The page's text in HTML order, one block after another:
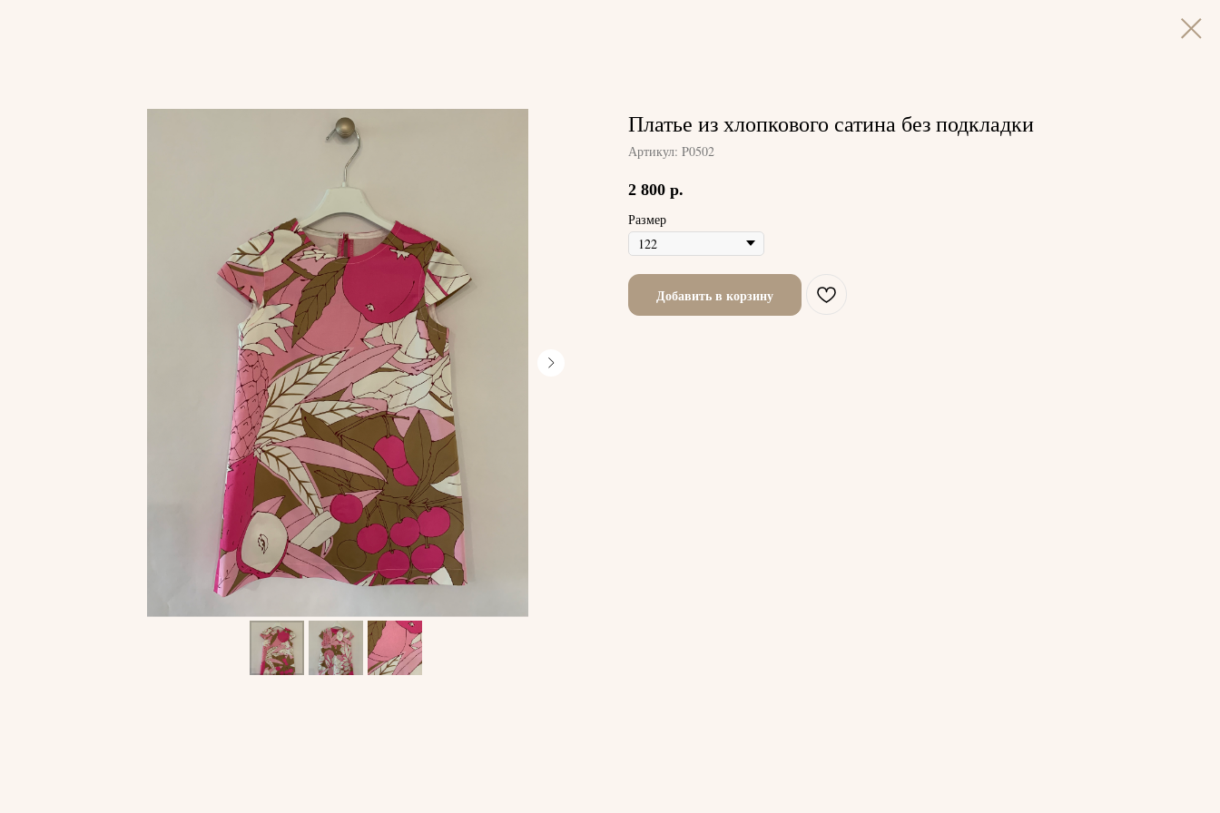
Платье из хлопкового сатина без подкладки
Артикул: P0502
2 800 р.
Размер
Добавить в корзину